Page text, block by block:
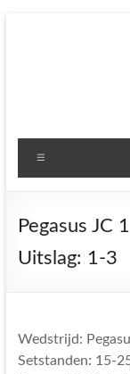
Pegasus JC
Uitslag: 1-3
Wedstrijd:
Setstanden: 15-